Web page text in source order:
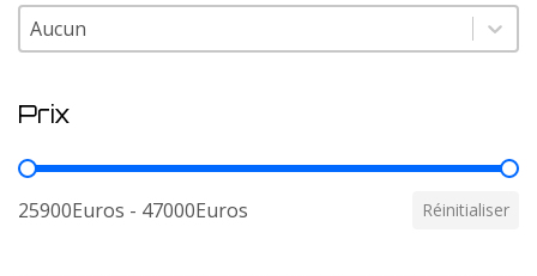
Condition moto base
Sélectionnez le contenu
Prix
Prix
25900Euros - 47000Euros Réinitialiser